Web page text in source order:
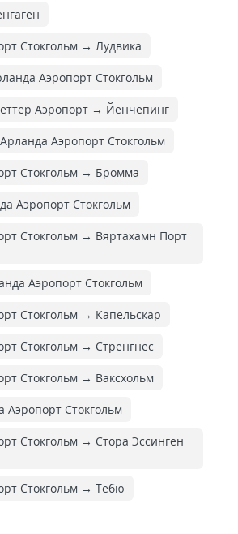
Стокгольм → Лудвика
Аэропорт Стокгольм
Аэропорт → Йёнчёпинг
Аэропорт Стокгольм
Стокгольм → Бромма
Аэропорт Стокгольм
Стокгольм → Вяртахамн Порт
Аэропорт Стокгольм
Стокгольм → Капельскар
Стокгольм → Стренгнес
Стокгольм → Ваксхольм
Стокгольм
Стокгольм → Стора Эссинген
Стокгольм → Тебю